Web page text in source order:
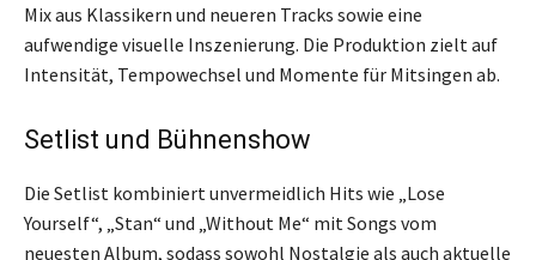
Mix aus Klassikern und neueren Tracks sowie eine
aufwendige visuelle Inszenierung. Die Produktion zielt auf
Intensität, Tempowechsel und Momente für Mitsingen ab.
Setlist und Bühnenshow
Die Setlist kombiniert unvermeidlich Hits wie „Lose
Yourself“, „Stan“ und „Without Me“ mit Songs vom
neuesten Album, sodass sowohl Nostalgie als auch aktuelle